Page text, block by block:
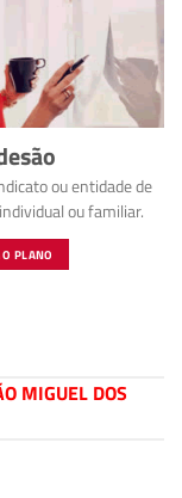
ou entidade de
ou familiar.
PLANO
MIGUEL DOS